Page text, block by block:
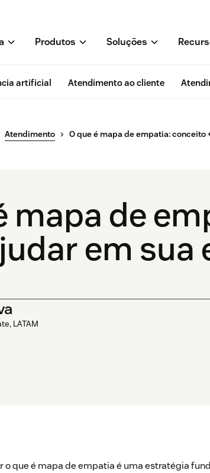
Produtos Soluções
artificial Atendimento ao cliente
Atendimento O que é mapa de empatia: conceito
mapa de
em sua
LATAM
o que é mapa de empatia é uma estratégia